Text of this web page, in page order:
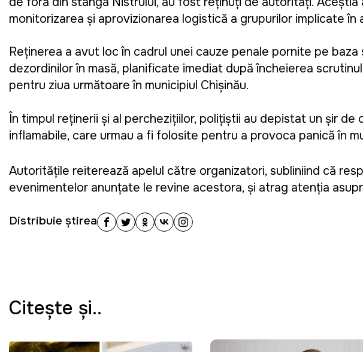
monitorizarea și aprovizionarea logistică a grupurilor implicate în
Reținerea a avut loc în cadrul unei cauze penale pornite pe
dezordinilor în masă, planificate imediat după încheierea
pentru ziua următoare în municipiul Chișinău.
În timpul reținerii și al perchezițiilor, polițiștii au depistat un șir
inflamabile, care urmau a fi folosite pentru a provoca panică în
Autoritățile reiterează apelul către organizatori, subliniind că
evenimentelor anunțate le revine acestora, și atrag atenția
Distribuie știrea
Citeşte şi..